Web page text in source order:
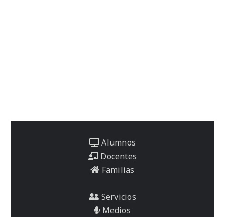
Alumnos
Docentes
Familias
Servicios
Medios